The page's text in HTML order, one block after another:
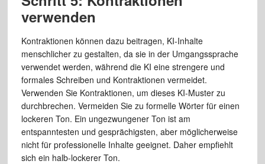
verwenden
Kontraktionen können dazu beitragen, KI-Inhalte
menschlicher zu gestalten, da sie in der Umgangssprache
verwendet werden, während die KI eine strengere und
formales Schreiben und Kontraktionen vermeidet.
Verwenden Sie Kontraktionen, um dieses KI-Muster zu
durchbrechen. Vermeiden Sie zu formelle Wörter für einen
lockeren Ton. Ein ungezwungener Ton ist am
entspanntesten und gesprächigsten, aber möglicherweise
nicht für professionelle Inhalte geeignet. Daher empfiehlt
sich ein halb-lockerer Ton.